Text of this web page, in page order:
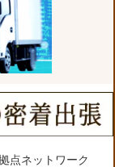
点ネットワーク